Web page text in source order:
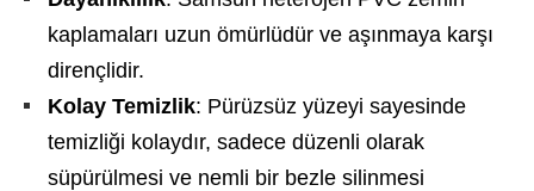
kaplamaları uzun ömürlüdür ve aşınmaya karşı
dirençlidir.
Kolay Temizlik: Pürüzsüz yüzeyi sayesinde
temizliği kolaydır, sadece düzenli olarak
süpürülmesi ve nemli bir bezle silinmesi